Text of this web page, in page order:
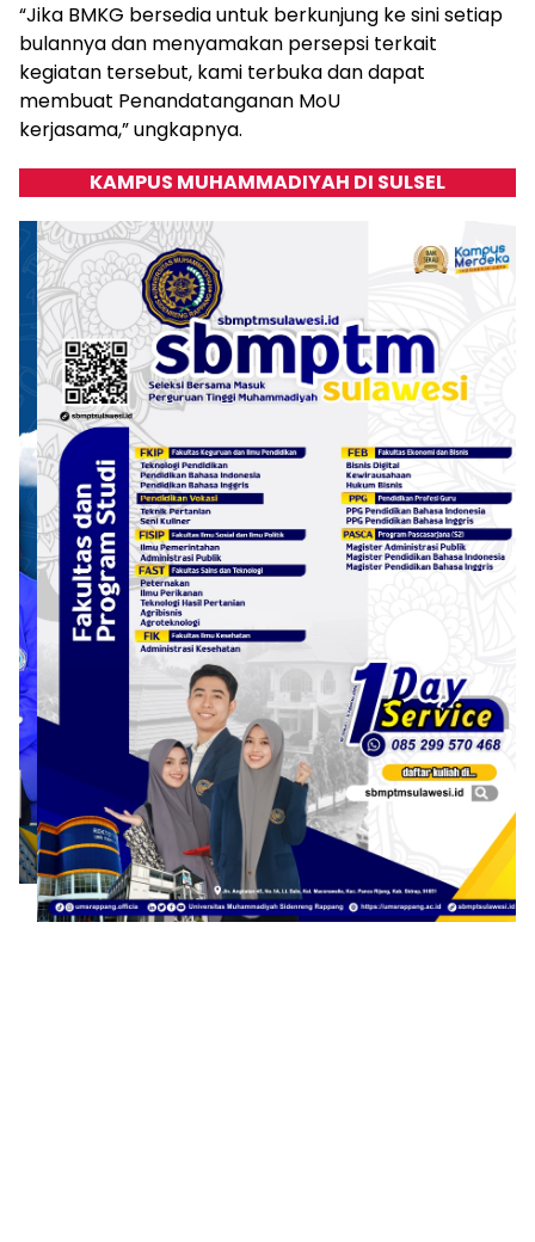
“Jika BMKG bersedia untuk berkunjung ke sini setiap
bulannya dan menyamakan persepsi terkait
kegiatan tersebut, kami terbuka dan dapat
membuat Penandatanganan MoU
kerjasama,” ungkapnya.
KAMPUS MUHAMMADIYAH DI SULSEL